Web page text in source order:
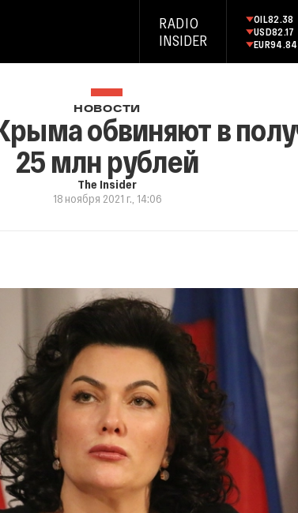
RADIO
INSIDER
OIL82.38
USD82.17
EUR94.84
НОВОСТИ
обвиняют в
25 млн рублей
The Insider
18 ноября 2021 г., 14:06